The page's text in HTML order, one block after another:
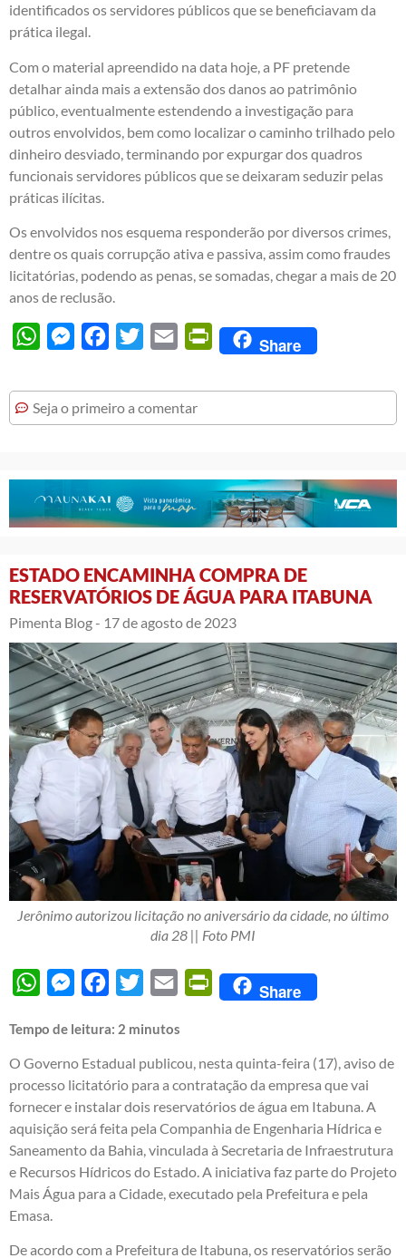
identificados os servidores públicos que se beneficiavam da
prática ilegal.
Com o material apreendido na data hoje, a PF pretende
detalhar ainda mais a extensão dos danos ao patrimônio
público, eventualmente estendendo a investigação para
outros envolvidos, bem como localizar o caminho trilhado pelo
dinheiro desviado, terminando por expurgar dos quadros
funcionais servidores públicos que se deixaram seduzir pelas
práticas ilícitas.
Os envolvidos nos esquema responderão por diversos crimes,
dentre os quais corrupção ativa e passiva, assim como fraudes
licitatórias, podendo as penas, se somadas, chegar a mais de 20
anos de reclusão.
WhatsAppMessengerFacebook
Twitter Email PrintFriendly
Share
Seja o primeiro a comentar
ESTADO ENCAMINHA COMPRA DE
RESERVATÓRIOS DE ÁGUA PARA ITABUNA
Pimenta Blog - 17 de agosto de 2023
Jerônimo autorizou licitação no aniversário da cidade, no último
dia 28 || Foto PMI
WhatsAppMessengerFacebook
Twitter Email PrintFriendly
Share
Tempo de leitura: 2 minutos
O Governo Estadual publicou, nesta quinta-feira (17), aviso de
processo licitatório para a contratação da empresa que vai
fornecer e instalar dois reservatórios de água em Itabuna. A
aquisição será feita pela Companhia de Engenharia Hídrica e
Saneamento da Bahia, vinculada à Secretaria de Infraestrutura
e Recursos Hídricos do Estado. A iniciativa faz parte do Projeto
Mais Água para a Cidade, executado pela Prefeitura e pela
Emasa.
De acordo com a Prefeitura de Itabuna, os reservatórios serão